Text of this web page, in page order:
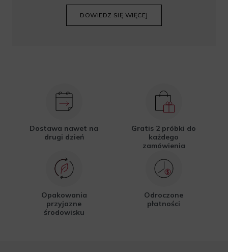
DOWIEDZ SIĘ WIĘCEJ
Dostawa nawet na
drugi dzień
Gratis 2 próbki do
każdego
zamówienia
Opakowania
przyjazne
środowisku
Odroczone
płatności